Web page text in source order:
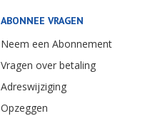
ABONNEE VRAGEN
Neem een Abonnement
Vragen over betaling
Adreswijziging
Opzeggen